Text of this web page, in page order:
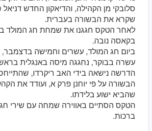
סלובקי מן הקהילה, והדיאקון החדש דניאל
שקרא את הבשורה בעברית.
לאחר הטקס חגגנו את שמחת חג המולד
בקאסה נובה.
ביום חג המולד, עשרים וחמישה
עשרה בבוקר, נחגגה מיסה באנגלית
הדרשה נישאה בידי האב ריקרדו,
הבשורה על פי יוחנן פרק א, ועודד את
שהביא ישוע בלידתו.
הטקס הסתיים באווירה שמחה עם שירי
ברכות.